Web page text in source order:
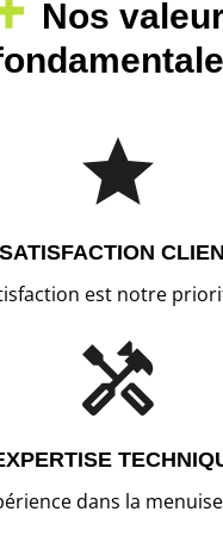
Nos
SATISFACTION
est notre
dans la